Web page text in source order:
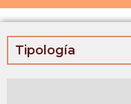
Tipología